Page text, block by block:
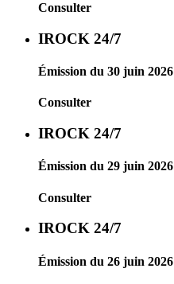
Consulter
IROCK 24/7
Émission du 30 juin 2026
Consulter
IROCK 24/7
Émission du 29 juin 2026
Consulter
IROCK 24/7
Émission du 26 juin 2026